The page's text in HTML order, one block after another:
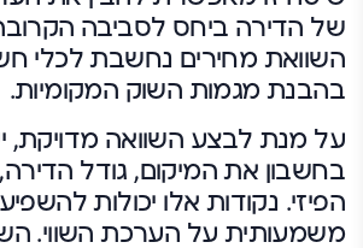
של הדירה ביחס לסביבה
השוואת מחירים נחשבת לכלי
בהבנת מגמות השוק המקומיות.
על מנת לבצע השוואה מדויקת,
בחשבון את המיקום, גודל
הפיזי. נקודות אלו יכולות
משמעותית על הערכת השווי.